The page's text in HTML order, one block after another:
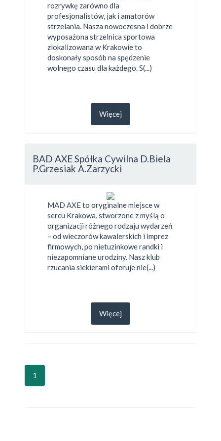
rozrywkę zarówno dla
profesjonalistów, jak i amatorów
strzelania. Nasza nowoczesna i dobrze
wyposażona strzelnica sportowa
zlokalizowana w Krakowie to
doskonały sposób na spędzenie
wolnego czasu dla każdego. S(...)
Więcej
BAD AXE Spółka Cywilna D.Biela
P.Grzesiak A.Zarzycki
MAD AXE to oryginalne miejsce w
sercu Krakowa, stworzone z myślą o
organizacji różnego rodzaju wydarzeń
– od wieczorów kawalerskich i imprez
firmowych, po nietuzinkowe randki i
niezapomniane urodziny. Nasz klub
rzucania siekierami oferuje nie(...)
Więcej
1